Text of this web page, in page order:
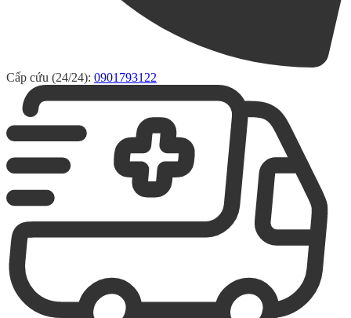
Cấp cứu (24/24): 0901793122